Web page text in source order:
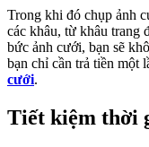
Trong khi đó chụp ảnh
các khâu, từ khâu trang
bức ảnh cưới, bạn sẽ
bạn chỉ cần trả tiền một
cưới.
Tiết kiệm thời